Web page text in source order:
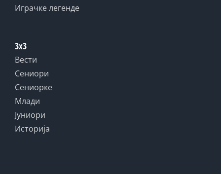
Играчке легенде
3x3
Вести
Сениори
Сениорке
Млади
Јуниори
Историја